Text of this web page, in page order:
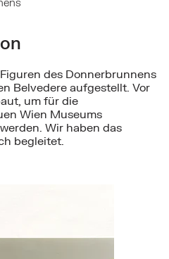
des Donnerbrunnens
Belvedere aufgestellt. Vor
um für die
Wien Museums
Wir haben das
begleitet.